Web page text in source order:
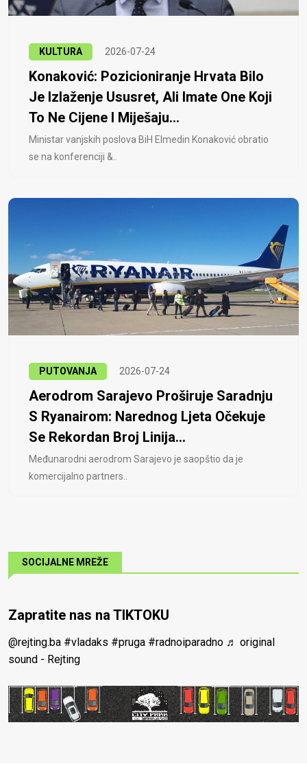
KULTURA 2026-07-24
Konaković: Pozicioniranje Hrvata Bilo
Je Izlaženje Ususret, Ali Imate One Koji
To Ne Cijene I Miješaju...
Ministar vanjskih poslova BiH Elmedin Konaković obratio
se na konferenciji &..
PUTOVANJA 2026-07-24
Aerodrom Sarajevo Proširuje Saradnju
S Ryanairom: Narednog Ljeta Očekuje
Se Rekordan Broj Linija...
Međunarodni aerodrom Sarajevo je saopštio da je
komercijalno partners..
SOCIJALNE MREŽE
Zapratite nas na TIKTOKU
@rejting.ba #vladaks #pruga #radnoiparadno ♬ original
sound - Rejting